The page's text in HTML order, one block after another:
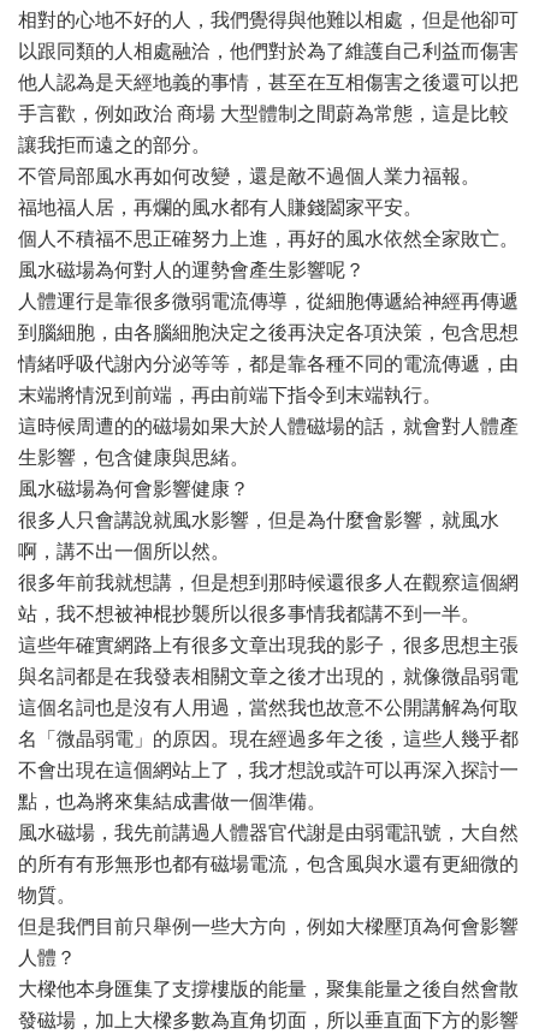
相對的心地不好的人，我們覺得與他難以相處，但是他卻可
以跟同類的人相處融洽，他們對於為了維護自己利益而傷害
他人認為是天經地義的事情，甚至在互相傷害之後還可以把
手言歡，例如政治 商場 大型體制之間蔚為常態，這是比較
讓我拒而遠之的部分。
不管局部風水再如何改變，還是敵不過個人業力福報。
福地福人居，再爛的風水都有人賺錢闔家平安。
個人不積福不思正確努力上進，再好的風水依然全家敗亡。
風水磁場為何對人的運勢會產生影響呢？
人體運行是靠很多微弱電流傳導，從細胞傳遞給神經再傳遞
到腦細胞，由各腦細胞決定之後再決定各項決策，包含思想
情緒呼吸代謝內分泌等等，都是靠各種不同的電流傳遞，由
末端將情況到前端，再由前端下指令到末端執行。
這時候周遭的的磁場如果大於人體磁場的話，就會對人體產
生影響，包含健康與思緒。
風水磁場為何會影響健康？
很多人只會講說就風水影響，但是為什麼會影響，就風水
啊，講不出一個所以然。
很多年前我就想講，但是想到那時候還很多人在觀察這個網
站，我不想被神棍抄襲所以很多事情我都講不到一半。
這些年確實網路上有很多文章出現我的影子，很多思想主張
與名詞都是在我發表相關文章之後才出現的，就像微晶弱電
這個名詞也是沒有人用過，當然我也故意不公開講解為何取
名「微晶弱電」的原因。現在經過多年之後，這些人幾乎都
不會出現在這個網站上了，我才想說或許可以再深入探討一
點，也為將來集結成書做一個準備。
風水磁場，我先前講過人體器官代謝是由弱電訊號，大自然
的所有有形無形也都有磁場電流，包含風與水還有更細微的
物質。
但是我們目前只舉例一些大方向，例如大樑壓頂為何會影響
人體？
大樑他本身匯集了支撐樓版的能量，聚集能量之後自然會散
發磁場，加上大樑多數為直角切面，所以垂直面下方的影響